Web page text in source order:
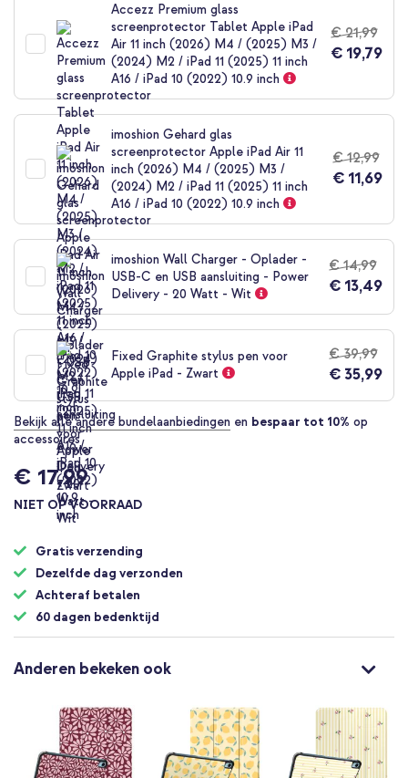
van
de
afbeeldingen-
Accezz Premium glass
screenprotector Tablet Apple iPad
Air 11 inch (2026) M4 / (2025) M3 /
(2024) M2 / iPad 11 (2025) 11 inch
A16 / iPad 10 (2022) 10.9 inch
€ 21,99
€ 19,79
imoshion Gehard glas
screenprotector Apple iPad Air 11
inch (2026) M4 / (2025) M3 /
(2024) M2 / iPad 11 (2025) 11 inch
A16 / iPad 10 (2022) 10.9 inch
€ 12,99
€ 11,69
imoshion Wall Charger - Oplader -
USB-C en USB aansluiting - Power
Delivery - 20 Watt - Wit
€ 14,99
€ 13,49
Fixed Graphite stylus pen voor
Apple iPad - Zwart
€ 39,99
€ 35,99
Bekijk alle andere bundelaanbiedingen en bespaar tot 10% op
accessoires
€ 17,99
NIET OP VOORRAAD
Gratis verzending
Dezelfde dag verzonden
Achteraf betalen
60 dagen bedenktijd
Anderen bekeken ook